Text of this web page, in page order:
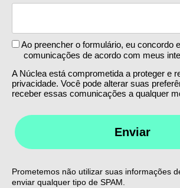
Ao preencher o formulário, eu concordo
comunicações de acordo com meus
A Núclea está comprometida a proteger e
privacidade. Você pode alterar suas
receber essas comunicações a qualquer
Enviar
Prometemos não utilizar suas informações
enviar qualquer tipo de SPAM.